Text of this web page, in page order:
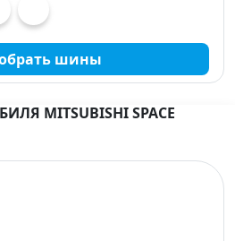
шины
MITSUBISHI SPACE